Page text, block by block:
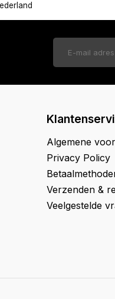
Algemene
Privacy Policy
Verzenden &
Veelgestelde